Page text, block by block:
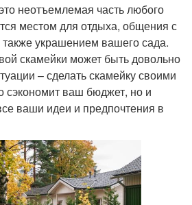
неотъемлемая часть любого
местом для отдыха, общения с
украшением вашего сада.
скамейки может быть довольно
– сделать скамейку своими
сэкономит ваш бюджет, но и
ваши идеи и предпочтения в